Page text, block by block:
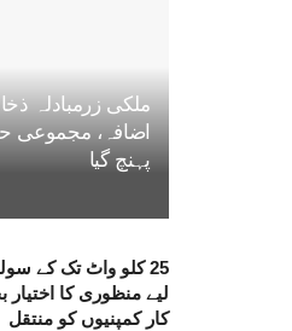
پہنچ گیا
25 کلو واٹ تک کے
لیے منظوری کا
کار کمپنیوں کو منتقل